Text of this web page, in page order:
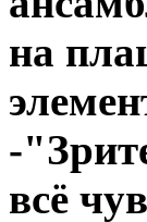
на
-
всё